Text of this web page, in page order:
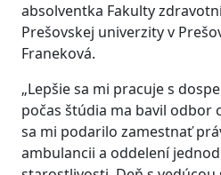
absolventka Fakulty
Prešovskej univerzity v
Franeková.
„Lepšie sa mi pracuje s
počas štúdia ma bavil odbor
sa mi podarilo zamestnať
ambulancii a oddelení